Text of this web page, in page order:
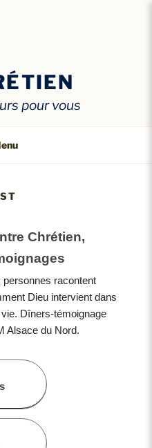
pour vous
Chrétien,
personnes racontent
Dieu intervient dans
vie. Dîners-témoignage
Alsace du Nord.